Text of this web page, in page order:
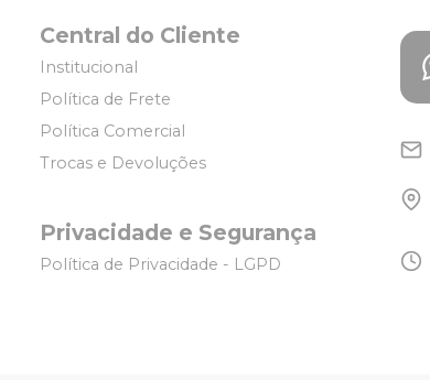
Central do Cliente
Institucional
Política de Frete
Política Comercial
Trocas e Devoluções
Privacidade e Segurança
Política de Privacidade - LGPD